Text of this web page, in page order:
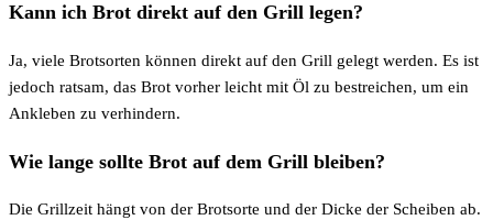
Kann ich Brot direkt auf den Grill legen?
Ja, viele Brotsorten können direkt auf den Grill gelegt werden. Es ist
jedoch ratsam, das Brot vorher leicht mit Öl zu bestreichen, um ein
Ankleben zu verhindern.
Wie lange sollte Brot auf dem Grill bleiben?
Die Grillzeit hängt von der Brotsorte und der Dicke der Scheiben ab.